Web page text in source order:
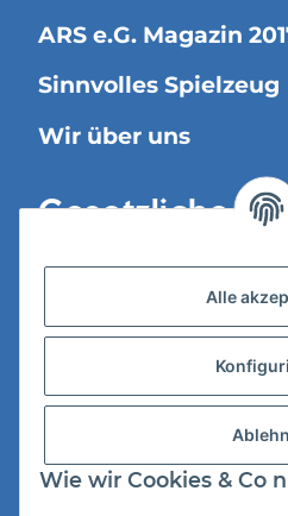
ARS e.G. Magazin
Sinnvolles Spielzeug
Wir über uns
Gesetzliche
Datenschutz
Impressum
Alle
Wie wir Cookies & Co